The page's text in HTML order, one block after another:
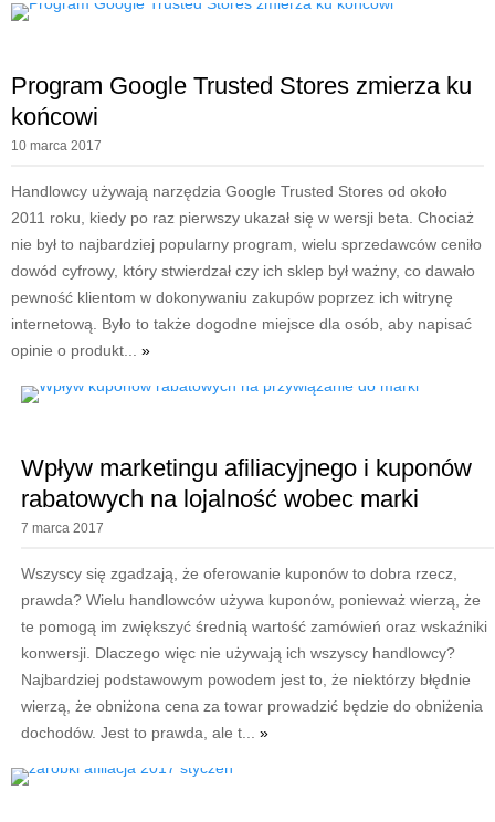
Program Google Trusted Stores zmierza ku
końcowi
10 marca 2017
Handlowcy używają narzędzia Google Trusted Stores od około
2011 roku, kiedy po raz pierwszy ukazał się w wersji beta. Chociaż
nie był to najbardziej popularny program, wielu sprzedawców ceniło
dowód cyfrowy, który stwierdzał czy ich sklep był ważny, co dawało
pewność klientom w dokonywaniu zakupów poprzez ich witrynę
internetową. Było to także dogodne miejsce dla osób, aby napisać
opinie o produkt... »
Wpływ marketingu afiliacyjnego i kuponów
rabatowych na lojalność wobec marki
7 marca 2017
Wszyscy się zgadzają, że oferowanie kuponów to dobra rzecz,
prawda? Wielu handlowców używa kuponów, ponieważ wierzą, że
te pomogą im zwiększyć średnią wartość zamówień oraz wskaźniki
konwersji. Dlaczego więc nie używają ich wszyscy handlowcy?
Najbardziej podstawowym powodem jest to, że niektórzy błędnie
wierzą, że obniżona cena za towar prowadzić będzie do obniżenia
dochodów. Jest to prawda, ale t... »